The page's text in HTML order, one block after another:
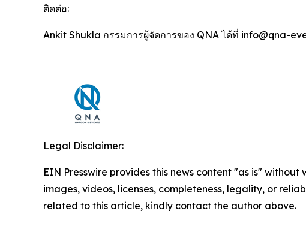
ติดต่อ:
Ankit Shukla กรรมการผู้จัดการของ QNA ได้ที่ info@qna-
Legal Disclaimer:
EIN Presswire provides this news content "as is"
images, videos, licenses, completeness, legality, or
related to this article, kindly contact the author above.